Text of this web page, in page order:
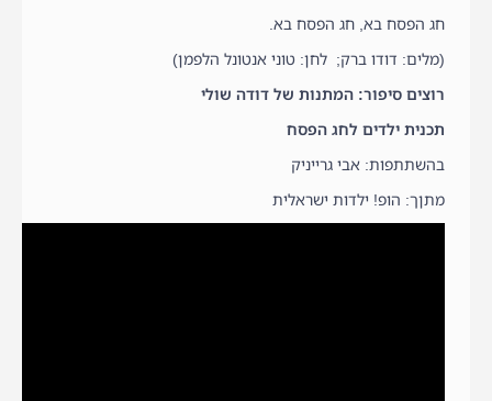
חג הפסח בא, חג הפסח בא.
(מלים: דודו ברק; לחן: טוני אנטונל הלפמן)
רוצים סיפור: המתנות של דודה שולי
תכנית ילדים לחג הפסח
בהשתתפות: אבי גרייניק
מתןך: הופ! ילדות ישראלית